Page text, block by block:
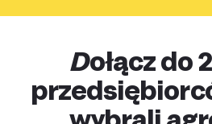
Dołącz do 20000+